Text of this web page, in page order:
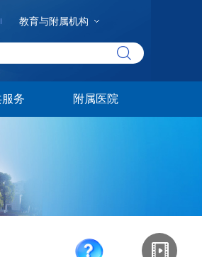
教育与附属机构
务 附属医院